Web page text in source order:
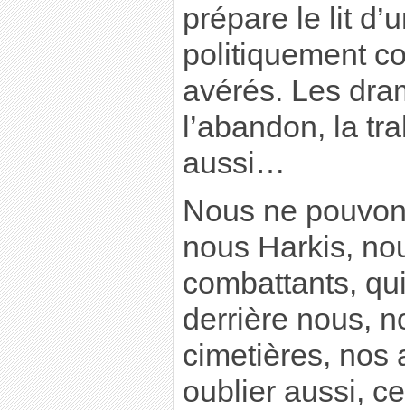
prépare le lit
politiquement
avérés. Les
l’abandon, la
aussi…
Nous ne
nous Harkis,
combattants,
derrière nous,
cimetières, nos
oublier aussi,